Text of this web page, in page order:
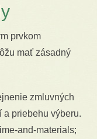
prvkom
mať zásadný
zmluvných
a priebehu výberu.
and-materials;